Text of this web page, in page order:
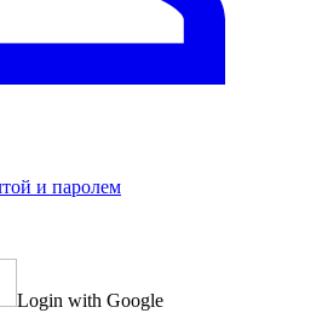
и паролем
Login with Google